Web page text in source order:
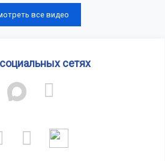
все видео
сетях